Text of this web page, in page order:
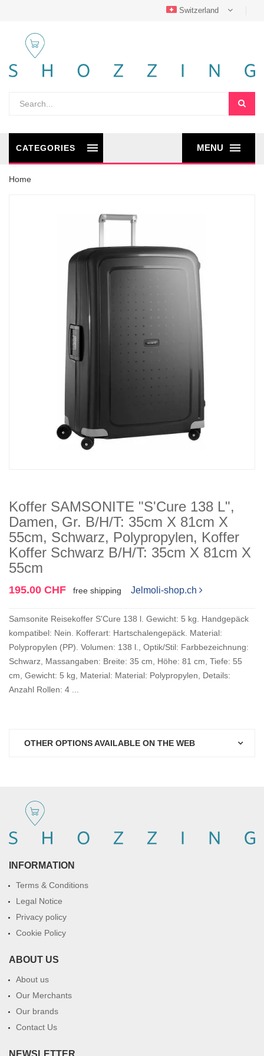
Switzerland
MENU
CATEGORIES
Home
Koffer SAMSONITE "S'Cure 138 L",
Damen, Gr. B/H/T: 35cm X 81cm X
55cm, Schwarz, Polypropylen, Koffer
Koffer Schwarz B/H/T: 35cm X 81cm X
55cm
195.00 CHF free shipping Jelmoli-shop.ch
Samsonite Reisekoffer S'Cure 138 l. Gewicht: 5 kg. Handgepäck
kompatibel: Nein. Kofferart: Hartschalengepäck. Material:
Polypropylen (PP). Volumen: 138 l., Optik/Stil: Farbbezeichnung:
Schwarz, Massangaben: Breite: 35 cm, Höhe: 81 cm, Tiefe: 55
cm, Gewicht: 5 kg, Material: Material: Polypropylen, Details:
Anzahl Rollen: 4 ...
OTHER OPTIONS AVAILABLE ON THE WEB
INFORMATION
Terms & Conditions
Legal Notice
Privacy policy
Cookie Policy
ABOUT US
About us
Our Merchants
Our brands
Contact Us